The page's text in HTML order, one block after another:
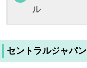
ル
セントラルジャパ